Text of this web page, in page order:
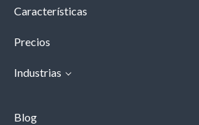
Características
Precios
Industrias
Blog